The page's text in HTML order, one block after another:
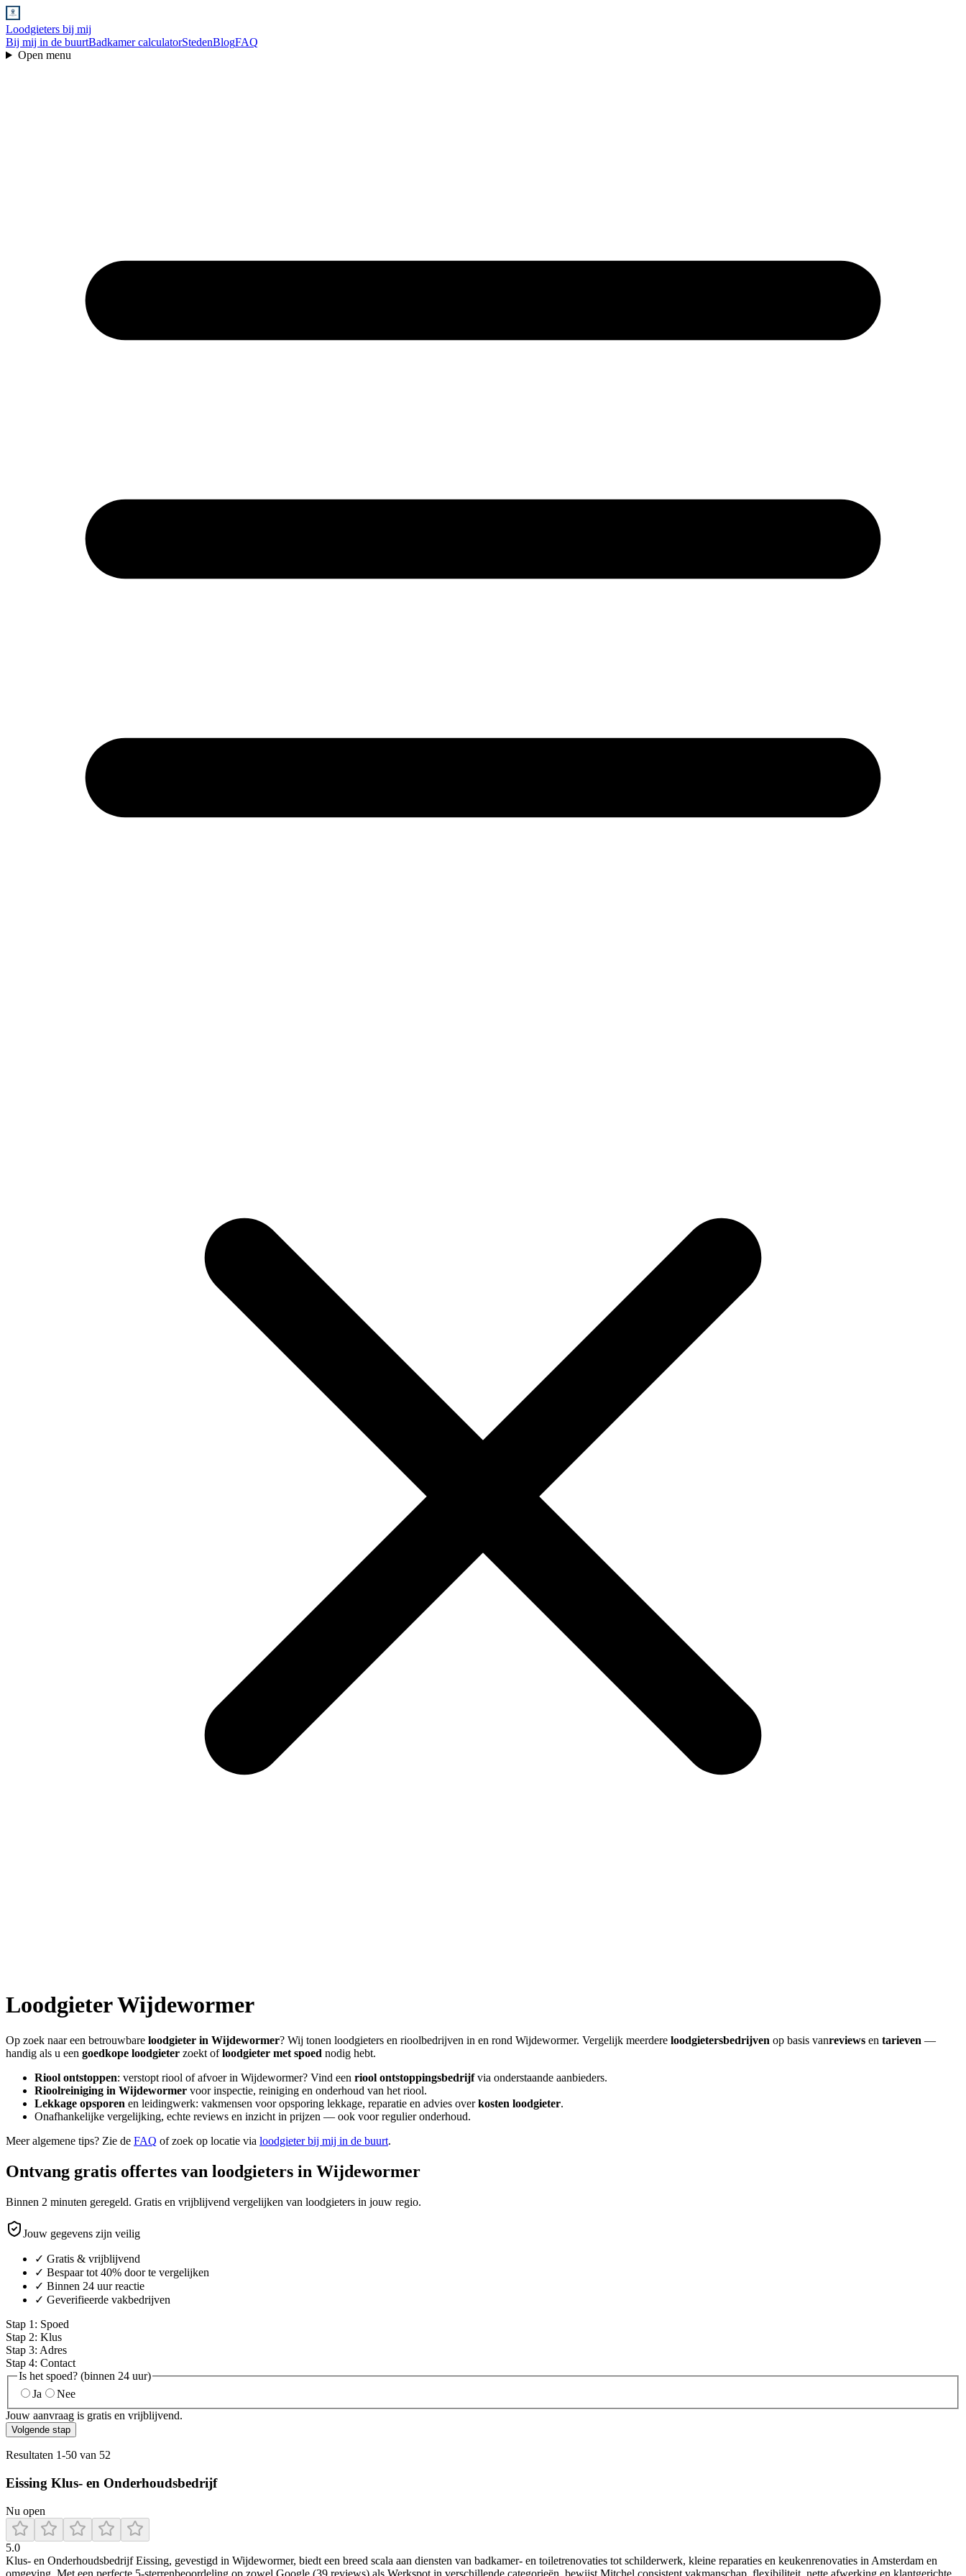
Loodgieters bij mij
Bij mij in de buurtBadkamer calculatorStedenBlogFAQ
Open menu
LoodgieterWijdewormer
Op zoek naar een betrouwbare loodgieter in Wijdewormer? Wij tonen loodgieters en rioolbedrijven in en rond Wijdewormer. Vergelijk meerdere loodgietersbedrijven op basis vanreviews en tarieven —
handig als u een goedkope loodgieter zoekt ofloodgieter met spoed nodig hebt.
Riool ontstoppen: verstopt riool of afvoer in Wijdewormer? Vind een riool ontstoppingsbedrijfvia onderstaande aanbieders.
Rioolreiniging in Wijdewormer voor inspectie, reiniging en onderhoud van het riool.
Lekkage opsporen en leidingwerk: vakmensen voor opsporing lekkage, reparatie en advies overkosten loodgieter.
Onafhankelijke vergelijking, echte reviews en inzicht in prijzen — ook voor regulier onderhoud.
Meer algemene tips? Zie de FAQ of zoek op locatie via loodgieter bij mij in de buurt.
Ontvang gratis offertes van loodgieters in Wijdewormer
Binnen 2 minuten geregeld. Gratis en vrijblijvend vergelijken van loodgieters in jouw regio.
Jouw gegevens zijn veilig
✓ Gratis & vrijblijvend
✓ Bespaar tot 40% door te vergelijken
✓ Binnen 24 uur reactie
✓ Geverifieerde vakbedrijven
Stap 1 : Spoed
Stap 2: Klus
Stap 3: Adres
Stap 4: Contact
Is het spoed? (binnen 24 uur)
Ja
Nee
Jouw aanvraag is gratis en vrijblijvend.
Volgende stap
Resultaten 1-50 van 52
Eissing Klus- en Onderhoudsbedrijf
Nu open
5.0
Klus‑ en Onderhoudsbedrijf Eissing, gevestigd in Wijdewormer, biedt een breed scala aan diensten van badkamer- en toiletrenovaties tot schilderwerk, kleine reparaties en keukenrenovaties in Amsterdam en
omgeving. Met een perfecte 5-sterrenbeoordeling op zowel Google (39 reviews) als Werkspot in verschillende categorieën, bewijst Mitchel consistent vakmanschap, flexibiliteit, nette afwerking en klantgerichte